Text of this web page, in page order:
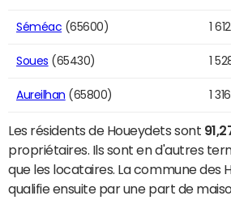
Séméac (65600) 1
Soues (65430) 1
Aureilhan (65800) 1
Les résidents de Houeydets sont
propriétaires. Ils sont en d'autres
que les locataires. La commune des
qualifie ensuite par une part de